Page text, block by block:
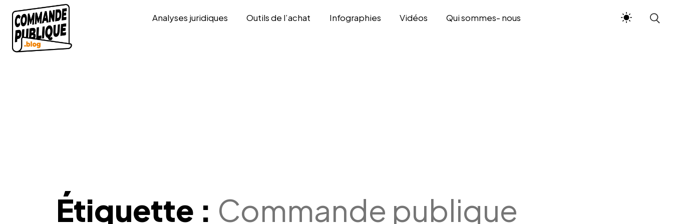
Analyses juridiques Outils de l’achat Infographies Vidéos Qui sommes- nous
Étiquette : Commande publique